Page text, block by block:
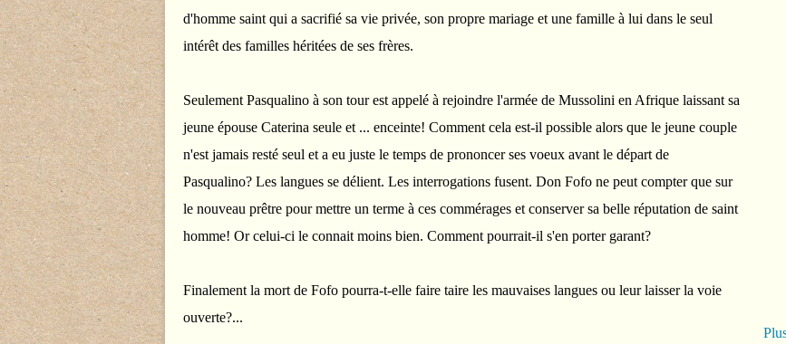
d'homme saint qui a sacrifié sa vie privée, son propre mariage et une famille à lui dans le seul
intérêt des familles héritées de ses frères.
Seulement Pasqualino à son tour est appelé à rejoindre l'armée de Mussolini en Afrique laissant sa
jeune épouse Caterina seule et ... enceinte! Comment cela est-il possible alors que le jeune couple
n'est jamais resté seul et a eu juste le temps de prononcer ses voeux avant le départ de
Pasqualino? Les langues se délient. Les interrogations fusent. Don Fofo ne peut compter que sur
le nouveau prêtre pour mettre un terme à ces commérages et conserver sa belle réputation de saint
homme! Or celui-ci le connait moins bien. Comment pourrait-il s'en porter garant?
Finalement la mort de Fofo pourra-t-elle faire taire les mauvaises langues ou leur laisser la voie
ouverte?...